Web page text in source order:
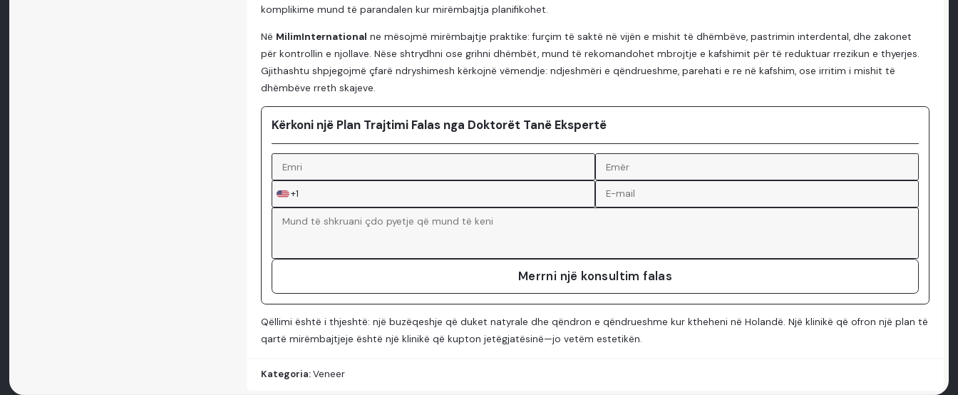
komplikime mund të parandalen kur mirëmbajtja planifikohet.
Në MilimInternational ne mësojmë mirëmbajtje praktike: furçim të saktë në vijën e mishit të dhëmbëve, pastrimin interdental, dhe zakonet
për kontrollin e njollave. Nëse shtrydhni ose grihni dhëmbët, mund të rekomandohet mbrojtje e kafshimit për të reduktuar rrezikun e thyerjes.
Gjithashtu shpjegojmë çfarë ndryshimesh kërkojnë vëmendje: ndjeshmëri e qëndrueshme, parehati e re në kafshim, ose irritim i mishit të
dhëmbëve rreth skajeve.
Kërkoni një Plan Trajtimi Falas nga Doktorët Tanë Ekspertë
+1
Merrni një konsultim falas
Qëllimi është i thjeshtë: një buzëqeshje që duket natyrale dhe qëndron e qëndrueshme kur ktheheni në Holandë. Një klinikë që ofron një plan të
qartë mirëmbajtjeje është një klinikë që kupton jetëgjatësinë—jo vetëm estetikën.
Kategoria:Veneer